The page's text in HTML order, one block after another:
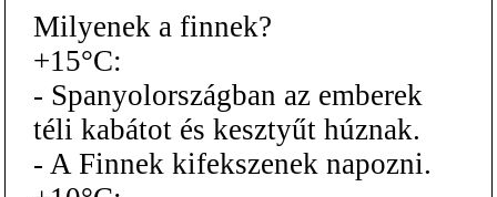
Milyenek a finnek?
+15°C:
- Spanyolországban az emberek
téli kabátot és kesztyűt húznak.
- A Finnek kifekszenek napozni.